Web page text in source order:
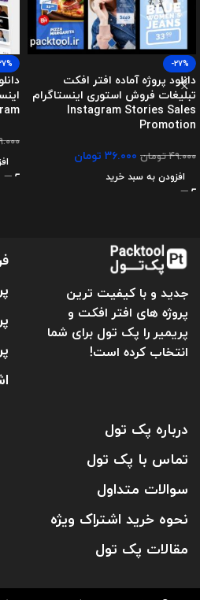
-27%
دانلود پروژه آماده افتر افکت
تبلیغات فروش استوری اینستاگرام
Instagram Stories Sales
Promotion
۴۹.۰۰۰تومان ۳۶.۰۰۰ تومان
افزودن به سبد خرید
جدید و با کیفیت ترین
پروژه های افتر افکت و
پریمیر را پک تول برای شما
انتخاب کرده است!
درباره پک تول
تماس با پک تول
سوالات متداول
نحوه خرید اشتراک ویژه
مقالات پک تول